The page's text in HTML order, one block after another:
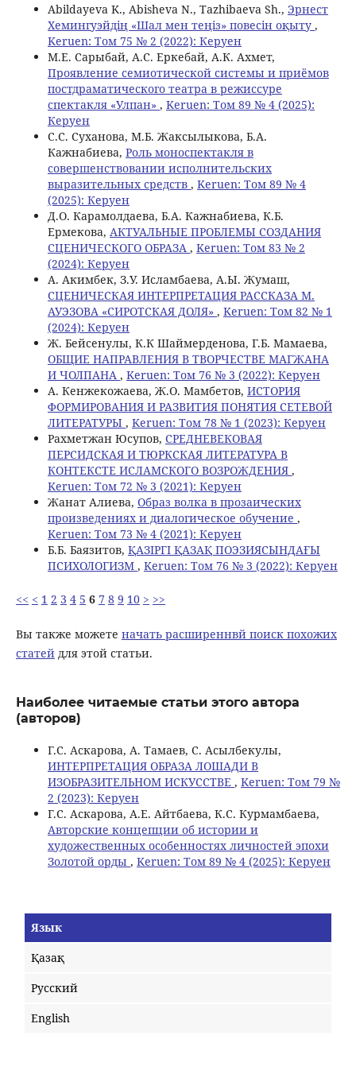
Abildayeva K., Abisheva N., Tazhibaeva Sh., Эрнест
Хемингуэйдің «Шал мен теңіз» повесін оқыту ,
Keruen: Том 75 № 2 (2022): Керуен
М.Е. Сарыбай, А.С. Еркебай, А.К. Ахмет,
Проявление семиотической системы и приёмов
постдраматического театра в режиссуре
спектакля «Улпан» , Keruen: Том 89 № 4 (2025):
Керуен
С.С. Суханова, М.Б. Жаксылыкова, Б.А.
Кажнабиева, Роль моноспектакля в
совершенствовании исполнительских
выразительных средств , Keruen: Том 89 № 4
(2025): Керуен
Д.О. Карамолдаева, Б.А. Кажнабиева, К.Б.
Ермекова, АКТУАЛЬНЫЕ ПРОБЛЕМЫ СОЗДАНИЯ
СЦЕНИЧЕСКОГО ОБРАЗА , Keruen: Том 83 № 2
(2024): Керуен
А. Акимбек, З.У. Исламбаева, А.Ы. Жумаш,
СЦЕНИЧЕСКАЯ ИНТЕРПРЕТАЦИЯ РАССКАЗА М.
АУЭЗОВА «СИРОТСКАЯ ДОЛЯ» , Keruen: Том 82 № 1
(2024): Керуен
Ж. Бейсенулы, К.К Шаймерденова, Г.Б. Мамаева,
ОБЩИЕ НАПРАВЛЕНИЯ В ТВОРЧЕСТВЕ МАГЖАНА
И ЧОЛПАНА , Keruen: Том 76 № 3 (2022): Керуен
А. Кенжекожаева, Ж.О. Мамбетов, ИСТОРИЯ
ФОРМИРОВАНИЯ И РАЗВИТИЯ ПОНЯТИЯ СЕТЕВОЙ
ЛИТЕРАТУРЫ , Keruen: Том 78 № 1 (2023): Керуен
Рахметжан Юсупов, СРЕДНЕВЕКОВАЯ
ПЕРСИДСКАЯ И ТЮРКСКАЯ ЛИТЕРАТУРА В
КОНТЕКСТЕ ИСЛАМСКОГО ВОЗРОЖДЕНИЯ ,
Keruen: Том 72 № 3 (2021): Керуен
Жанат Алиева, Образ волка в прозаических
произведениях и диалогическое обучение ,
Keruen: Том 73 № 4 (2021): Керуен
Б.Б. Баязитов, ҚАЗІРГІ ҚАЗАҚ ПОЭЗИЯСЫНДАҒЫ
ПСИХОЛОГИЗМ , Keruen: Том 76 № 3 (2022): Керуен
<< < 1 2 3 4 5 6 7 8 9 10 > >>
Вы также можете начать расширеннвй поиск похожих
статейдля этой статьи.
Наиболее читаемые статьи этого автора
(авторов)
Г.С. Аскарова, А. Тамаев, C. Асылбекулы,
ИНТЕРПРЕТАЦИЯ ОБРАЗА ЛОШАДИ В
ИЗОБРАЗИТЕЛЬНОМ ИСКУССТВЕ , Keruen: Том 79 №
2 (2023): Керуен
Г.С. Аскарова, А.Е. Айтбаева, К.С. Курмамбаева,
Авторские концепции об истории и
художественных особенностях личностей эпохи
Золотой орды , Keruen: Том 89 № 4 (2025): Керуен
Язык
Қазақ
Русский
English